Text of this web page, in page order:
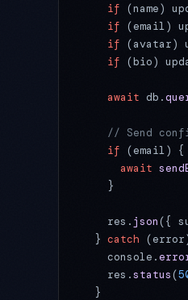
    if
(name)
    if
(email)
    if
(avatar)
    if
(bio)
    await
db.
// Send
    if
(email) {
      await
    }
    res.
json({
  }
catch
    console.
    res.
status(
  }